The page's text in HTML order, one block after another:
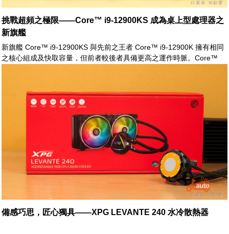
挑戰超頻之極限——Core™ i9-12900KS 成為桌上型處理器之
新旗艦
新旗艦 Core™ i9-12900KS 與先前之王者 Core™ i9-12900K 擁有相同
之核心組成及快取容量，但前者較後者具備更高之運作時脈。Core™
12900KS 之單核睿頻更提升至前所未見之 5.5GHz 之譜。
備感巧思，匠心獨具——XPG LEVANTE 240 水冷散熱器